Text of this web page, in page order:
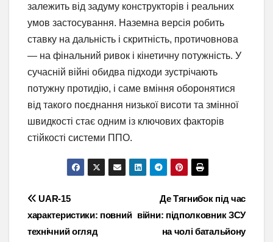
залежить від задуму конструкторів і реальних
умов застосування. Наземна версія робить
ставку на дальність і скритність, протичовнова
— на фінальний ривок і кінетичну потужність. У
сучасній війні обидва підходи зустрічають
потужну протидію, і саме вміння оборонятися
від такого поєднання низької висоти та змінної
швидкості стає одним із ключових факторів
стійкості системи ППО.
Навігація
записів
Де Тягнибок під час
війни: підполковник ЗСУ
на чолі батальйону
UAR-15
характеристики: повний
технічний огляд